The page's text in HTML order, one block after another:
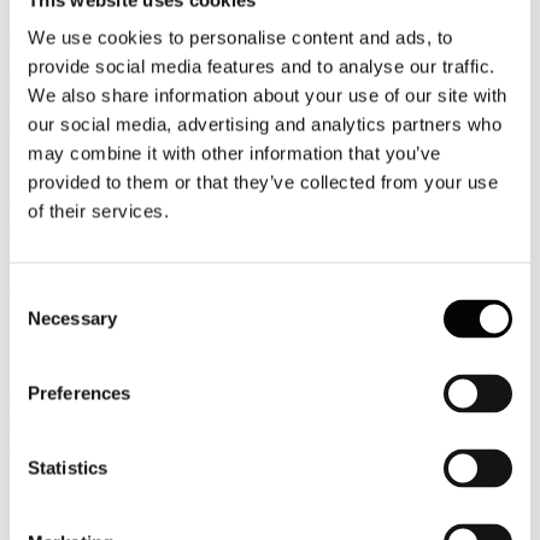
We use cookies to personalise content and ads, to
provide social media features and to analyse our traffic.
We also share information about your use of our site with
our social media, advertising and analytics partners who
may combine it with other information that you’ve
provided to them or that they’ve collected from your use
of their services.
Selection
Necessary
Preferences
Statistics
Eventi
PROGRAMMA - Dalla Ristrutturazione alla Digitalizzazione.
TAX CREDIT come funziona e quali le opportunità per le
imprese.
Mercoledì 20 luglio, ore 14.30 - Hotel Terme San Giovanni -
Rapolano Terme (SI)
Tutte le informazioni sono consultabili all'indirizzo
prima volta salvare Username e Password utilizzando il flag
"memorizza i dati di accesso".
credenziali di accesso vi invitiamo a contattarci all'indirizzo
V.le Pasteur, 10 - 00144 Roma (RM), Italia T +39.06.5924274 F